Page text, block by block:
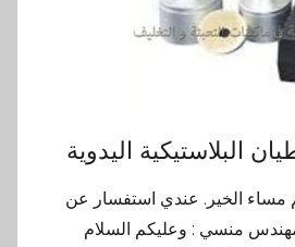
البلاستيكية اليدوية
مساء الخير. عندي استفسار عن
منسي : وعليكم السلام